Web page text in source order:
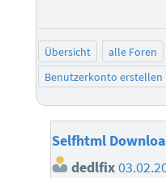
Übersicht alle Foren
Benutzerkonto erstellen
Selfhtml
dedlfix